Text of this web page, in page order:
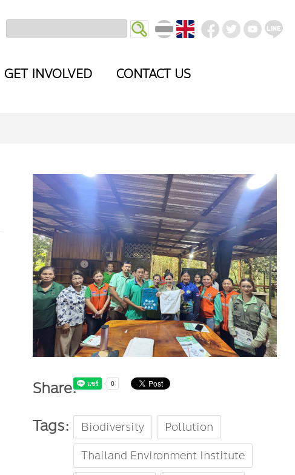
GET INVOLVED CONTACT US
Share:
Tags:
Biodiversity
Pollution
Thailand Environment Institute